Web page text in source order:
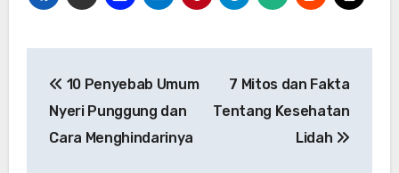
pos
10 Penyebab Umum
Nyeri Punggung dan
Cara Menghindarinya
7 Mitos dan Fakta
Tentang Kesehatan
Lidah